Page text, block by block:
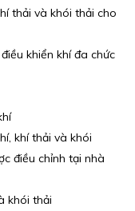
thải và khói thải cho
khiển khí đa chức
khí thải và khói
điều chỉnh tại nhà
khói thải